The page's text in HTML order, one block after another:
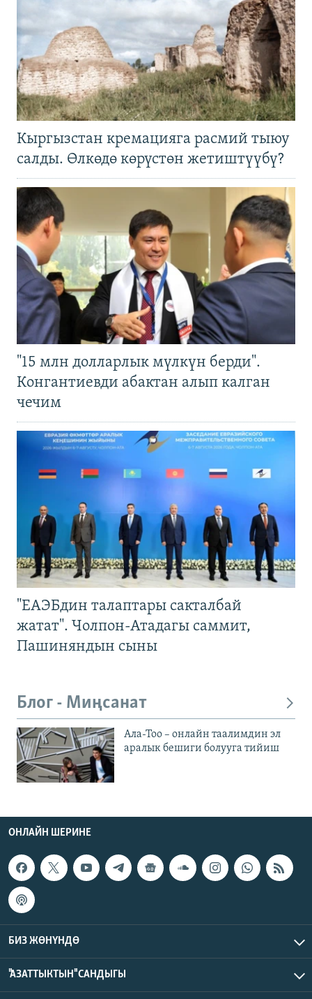
Кыргызстан кремацияга расмий тыюу
салды. Өлкөдө көрүстөн жетиштүүбү?
"15 млн долларлык мүлкүн берди".
Конгантиевди абактан алып калган
чечим
"ЕАЭБдин талаптары сакталбай
жатат". Чолпон-Атадагы саммит,
Пашиняндын сыны
Блог - Миңсанат
Ала-Тоо – онлайн таалимдин эл
аралык бешиги болууга тийиш
ОНЛАЙН ШЕРИНЕ
БИЗ ЖӨНҮНДӨ
"АЗАТТЫКТЫН" САНДЫГЫ